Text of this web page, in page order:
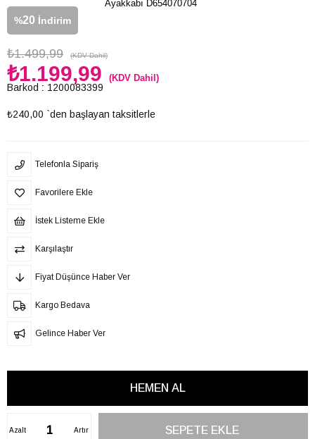
%20 İndirim
₺1.499,99 (KDV Dahil)
₺1.199,99 (KDV Dahil)
Barkod : 1200083399
₺240,00 `den başlayan taksitlerle
Ayakkabı D654070704
Telefonla Sipariş
Favorilere Ekle
İstek Listeme Ekle
Karşılaştır
Fiyat Düşünce Haber Ver
Kargo Bedava
Gelince Haber Ver
Artır
Azalt